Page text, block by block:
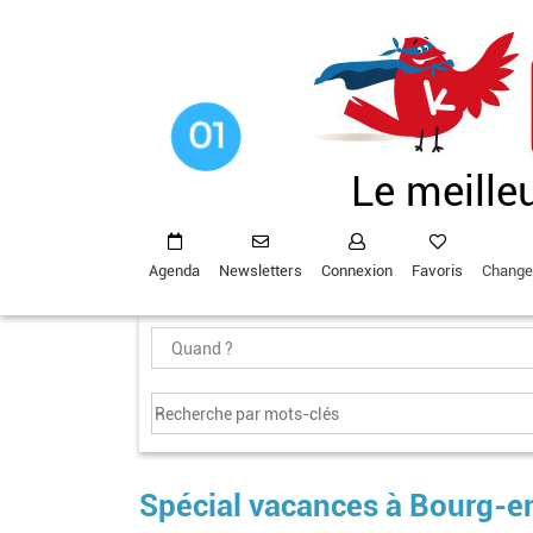
Le
Agenda Newsletters Connexion Favoris
Spécial vacances à Bourg-